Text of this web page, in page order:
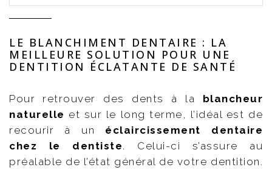
LE BLANCHIMENT DENTAIRE : LA
MEILLEURE SOLUTION POUR UNE
DENTITION ÉCLATANTE DE SANTÉ
Pour retrouver des dents à la blancheur
naturelle et sur le long terme, l’idéal est de
recourir à un éclaircissement dentaire
chez le dentiste. Celui-ci s’assure au
préalable de l’état général de votre dentition.